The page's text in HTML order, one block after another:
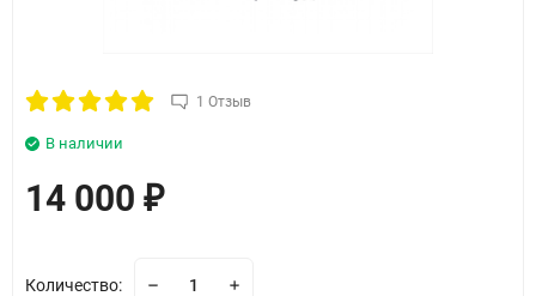
1 Отзыв
В наличии
14 000 ₽
Количество: